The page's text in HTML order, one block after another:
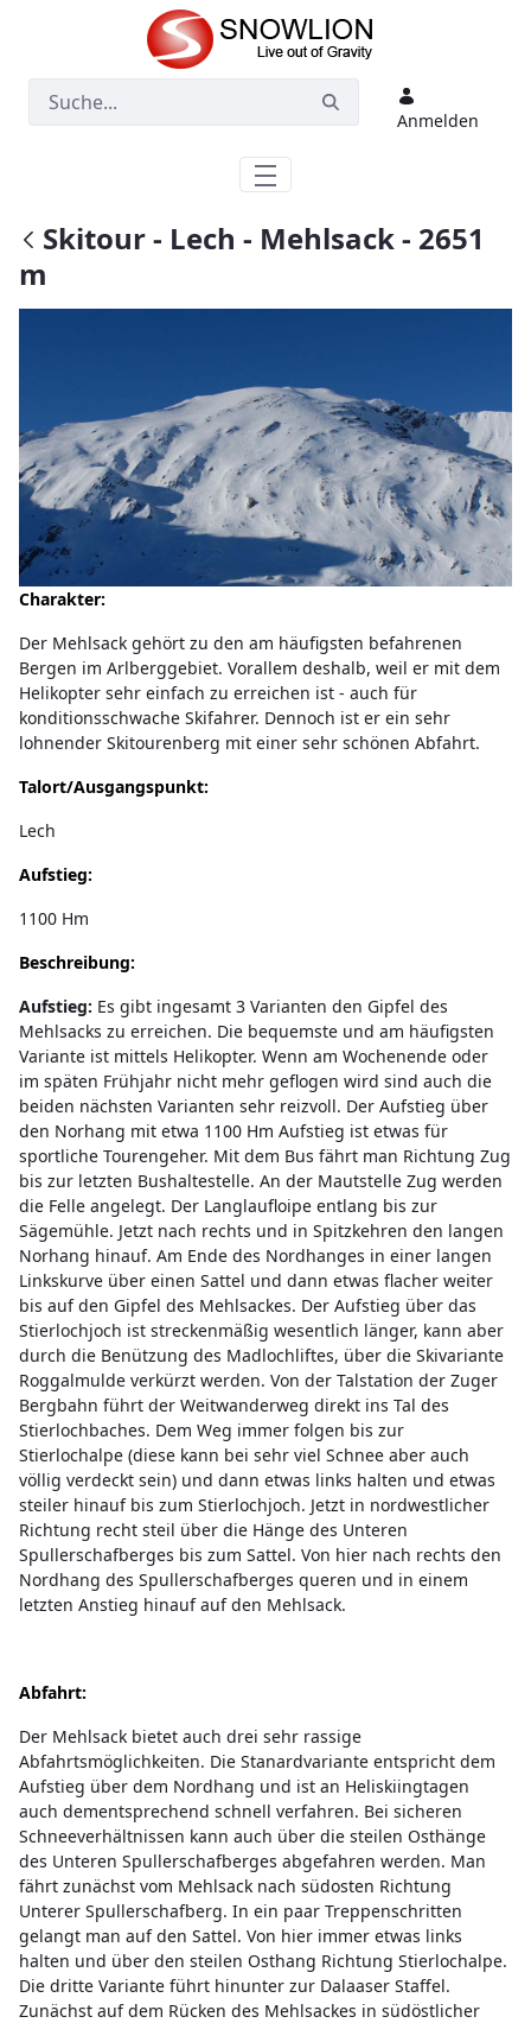
Zum Hauptinhalt springen
Anmelden
Skitour - Lech - Mehlsack - 2651
m
Charakter:
Der Mehlsack gehört zu den am häufigsten befahrenen
Bergen im Arlberggebiet. Vorallem deshalb, weil er mit dem
Helikopter sehr einfach zu erreichen ist - auch für
konditionsschwache Skifahrer. Dennoch ist er ein sehr
lohnender Skitourenberg mit einer sehr schönen Abfahrt.
Talort/Ausgangspunkt:
Lech
Aufstieg:
1100 Hm
Beschreibung:
Aufstieg: Es gibt ingesamt 3 Varianten den Gipfel des
Mehlsacks zu erreichen. Die bequemste und am häufigsten
Variante ist mittels Helikopter. Wenn am Wochenende oder
im späten Frühjahr nicht mehr geflogen wird sind auch die
beiden nächsten Varianten sehr reizvoll. Der Aufstieg über
den Norhang mit etwa 1100 Hm Aufstieg ist etwas für
sportliche Tourengeher. Mit dem Bus fährt man Richtung Zug
bis zur letzten Bushaltestelle. An der Mautstelle Zug werden
die Felle angelegt. Der Langlaufloipe entlang bis zur
Sägemühle. Jetzt nach rechts und in Spitzkehren den langen
Norhang hinauf. Am Ende des Nordhanges in einer langen
Linkskurve über einen Sattel und dann etwas flacher weiter
bis auf den Gipfel des Mehlsackes. Der Aufstieg über das
Stierlochjoch ist streckenmäßig wesentlich länger, kann aber
durch die Benützung des Madlochliftes, über die Skivariante
Roggalmulde verkürzt werden. Von der Talstation der Zuger
Bergbahn führt der Weitwanderweg direkt ins Tal des
Stierlochbaches. Dem Weg immer folgen bis zur
Stierlochalpe (diese kann bei sehr viel Schnee aber auch
völlig verdeckt sein) und dann etwas links halten und etwas
steiler hinauf bis zum Stierlochjoch. Jetzt in nordwestlicher
Richtung recht steil über die Hänge des Unteren
Spullerschafberges bis zum Sattel. Von hier nach rechts den
Nordhang des Spullerschafberges queren und in einem
letzten Anstieg hinauf auf den Mehlsack.
Abfahrt:
Der Mehlsack bietet auch drei sehr rassige
Abfahrtsmöglichkeiten. Die Stanardvariante entspricht dem
Aufstieg über dem Nordhang und ist an Heliskiingtagen
auch dementsprechend schnell verfahren. Bei sicheren
Schneeverhältnissen kann auch über die steilen Osthänge
des Unteren Spullerschafberges abgefahren werden. Man
fährt zunächst vom Mehlsack nach südosten Richtung
Unterer Spullerschafberg. In ein paar Treppenschritten
gelangt man auf den Sattel. Von hier immer etwas links
halten und über den steilen Osthang Richtung Stierlochalpe.
Die dritte Variante führt hinunter zur Dalaaser Staffel.
Zunächst auf dem Rücken des Mehlsackes in südöstlicher